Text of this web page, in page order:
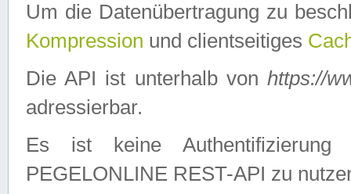
Um die Datenübertragung zu
Kompression und clientseitiges
Die API ist unterhalb von https://
adressierbar.
Es ist keine
PEGELONLINE REST-API zu